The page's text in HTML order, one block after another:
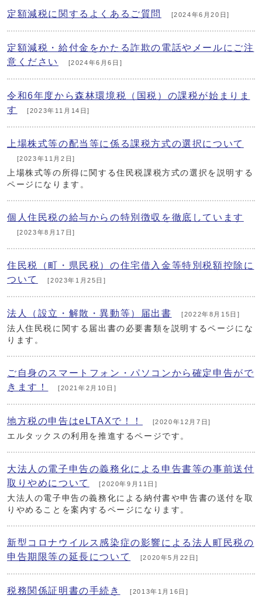
定額減税に関するよくあるご質問 [2024年6月20日]
定額減税・給付金をかたる詐欺の電話やメールにご注
意ください
[2024年6月6日]
令和6年度から森林環境税（国税）の課税が始まりま
す
[2023年11月14日]
上場株式等の配当等に係る課税方式の選択について
[2023年11月2日]
上場株式等の所得に関する住民税課税方式の選択を説明する
ページになります。
個人住民税の給与からの特別徴収を徹底しています
[2023年8月17日]
住民税（町・県民税）の住宅借入金等特別税額控除に
ついて
[2023年1月25日]
法人（設立・解散・異動等）届出書 [2022年8月15日]
法人住民税に関する届出書の必要書類を説明するページにな
ります。
ご自身のスマートフォン・パソコンから確定申告がで
きます！
[2021年2月10日]
地方税の申告はeLTAXで！！ [2020年12月7日]
エルタックスの利用を推進するページです。
大法人の電子申告の義務化による申告書等の事前送付
取りやめについて
[2020年9月11日]
大法人の電子申告の義務化による納付書や申告書の送付を取
りやめることを案内するページになります。
新型コロナウイルス感染症の影響による法人町民税の
申告期限等の延長について
[2020年5月22日]
税務関係証明書の手続き [2013年1月16日]